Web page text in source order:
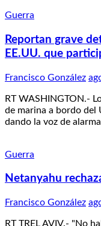
Guerra
Reportan grave
EE.UU. que
Francisco González
RT WASHINGTON.-
de marina a bordo del
dando la voz de
Guerra
Netanyahu
Francisco González
RT TREL AVIV.- "No